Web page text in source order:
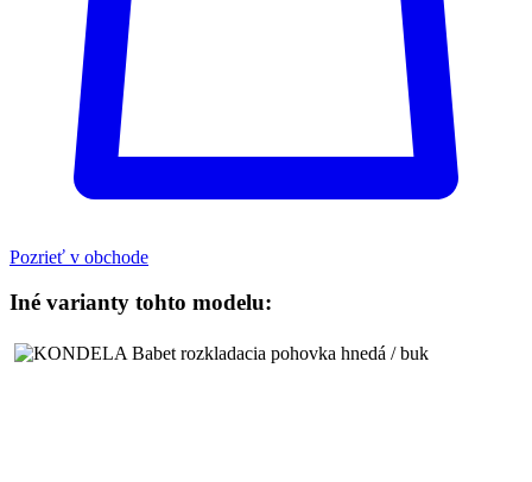
Pozrieť v obchode
Iné varianty tohto modelu: